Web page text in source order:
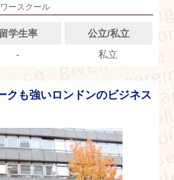
ースクール
留学生率
公立/私立
- 私立
クも強いロンドンのビジネス